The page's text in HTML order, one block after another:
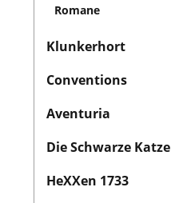
Romane
Klunkerhort
Conventions
Aventuria
Die Schwarze Katze
HeXXen 1733